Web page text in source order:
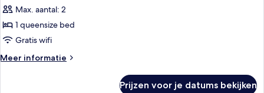
tweepersoonskamer
laden
Max. aantal: 2
1 queensize bed
Gratis wifi
Meer informatie
Meer
Prijzen voor je datums bekijken